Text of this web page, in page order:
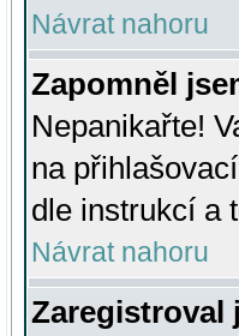
Návrat nahoru
Zapomněl
Nepanikařte!
na
dle instrukcí a
Návrat nahoru
Zaregistroval